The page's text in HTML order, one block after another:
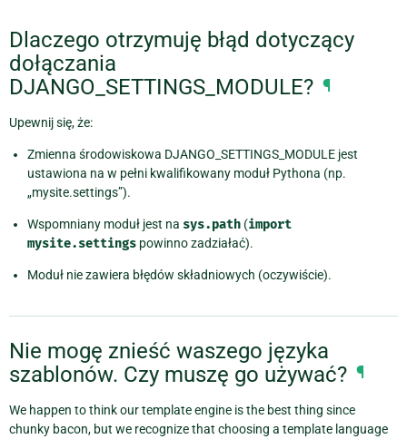
Dlaczego otrzymuję błąd dotyczący
dołączania
DJANGO_SETTINGS_MODULE? ¶
Upewnij się, że:
Zmienna środowiskowa DJANGO_SETTINGS_MODULE jest
ustawiona na w pełni kwalifikowany moduł Pythona (np.
„mysite.settings”).
Wspomniany moduł jest na sys.path (import
mysite.settings powinno zadziałać).
Moduł nie zawiera błędów składniowych (oczywiście).
Nie mogę znieść waszego języka
szablonów. Czy muszę go używać? ¶
We happen to think our template engine is the best thing since
chunky bacon, but we recognize that choosing a template language